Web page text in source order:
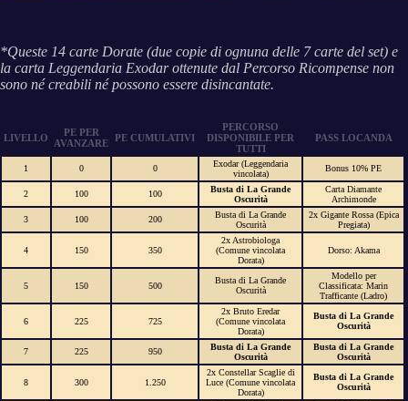
*Queste 14 carte Dorate (due copie di ognuna delle 7 carte del set) e
la carta Leggendaria Exodar ottenute dal Percorso Ricompense non
sono né creabili né possono essere disincantate.
LIVELLO
PE PER
AVANZARE PE CUMULATIVI
PERCORSO
DISPONIBILE PER
TUTTI
PASS LOCANDA
1 0 0
Exodar (Leggendaria
vincolata)
Bonus 10% PE
2 100 100
Busta di La Grande
Oscurità
Carta Diamante
Archimonde
3
100 200
Busta di La Grande
Oscurità
2x Gigante Rossa (Epica
Pregiata)
4 150 350
2x Astrobiologa
(Comune vincolata
Dorata)
Dorso: Akama
5 150 500
Busta di La Grande
Oscurità
Modello per
Classificata: Marin
Trafficante (Ladro)
6 225 725
2x Bruto Eredar
(Comune vincolata
Dorata)
Busta di La Grande
Oscurità
7 225 950
Busta di La Grande
Oscurità
Busta di La Grande
Oscurità
8 300 1.250
2x Constellar Scaglie di
Luce (Comune vincolata
Dorata)
Busta di La Grande
Oscurità